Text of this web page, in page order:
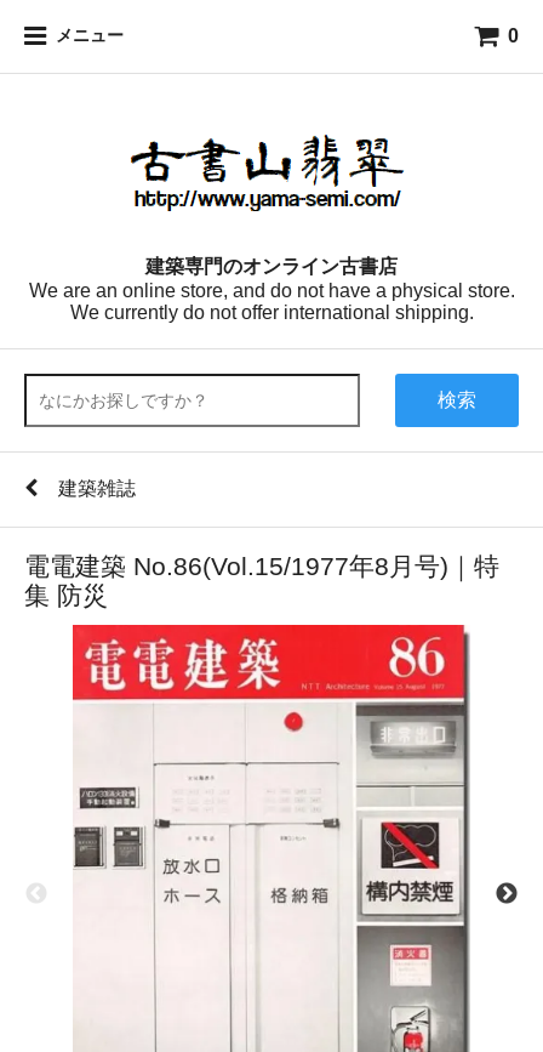
メニュー 0
建築専門のオンライン古書店
We are an online store, and do not have a physical store.
We currently do not offer international shipping.
検索
建築雑誌
電電建築 No.86(Vol.15/1977年8月号)｜特
集 防災